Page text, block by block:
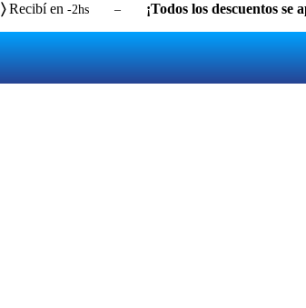
〉Recibí en -2hs – ¡Todos los descuentos se